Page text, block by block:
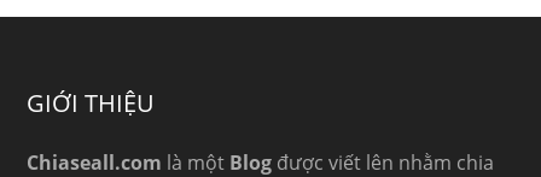
GIỚI THIỆU
Chiaseall.com là một Blog được viết lên nhằm chia